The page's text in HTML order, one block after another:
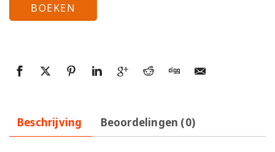
BOEKEN
Beschrijving Beoordelingen (0)